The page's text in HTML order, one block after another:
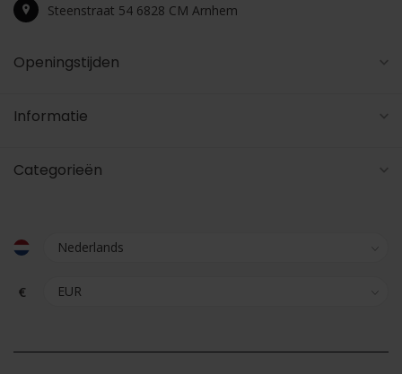
Steenstraat 54 6828 CM Arnhem
Openingstijden
Informatie
Categorieën
€